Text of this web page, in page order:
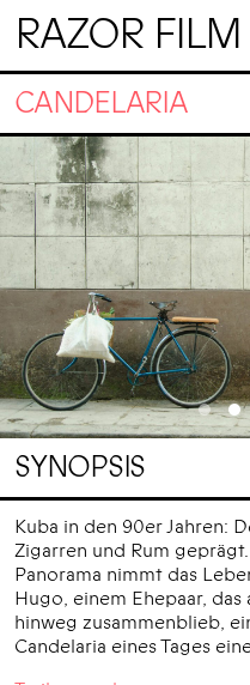
RAZOR FILM
CANDELARIA
SYNOPSIS
Kuba in den 90er Jahren:
Zigarren und Rum
Panorama nimmt das
Hugo, einem Ehepaar,
hinweg zusammenblieb,
Candelaria eines Tages